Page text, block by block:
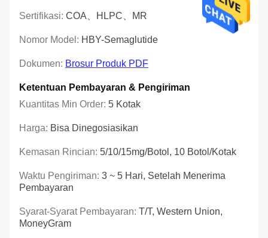
Sertifikasi: COA、HLPC、MR
Nomor Model: HBY-Semaglutide
Dokumen: Brosur Produk PDF
Ketentuan Pembayaran & Pengiriman
Kuantitas Min Order: 5 Kotak
Harga: Bisa Dinegosiasikan
Kemasan Rincian: 5/10/15mg/botol, 10 Botol/Kotak
Waktu Pengiriman: 3 ~ 5 Hari, Setelah Menerima
Pembayaran
Syarat-Syarat Pembayaran: T/T, Western Union,
MoneyGram